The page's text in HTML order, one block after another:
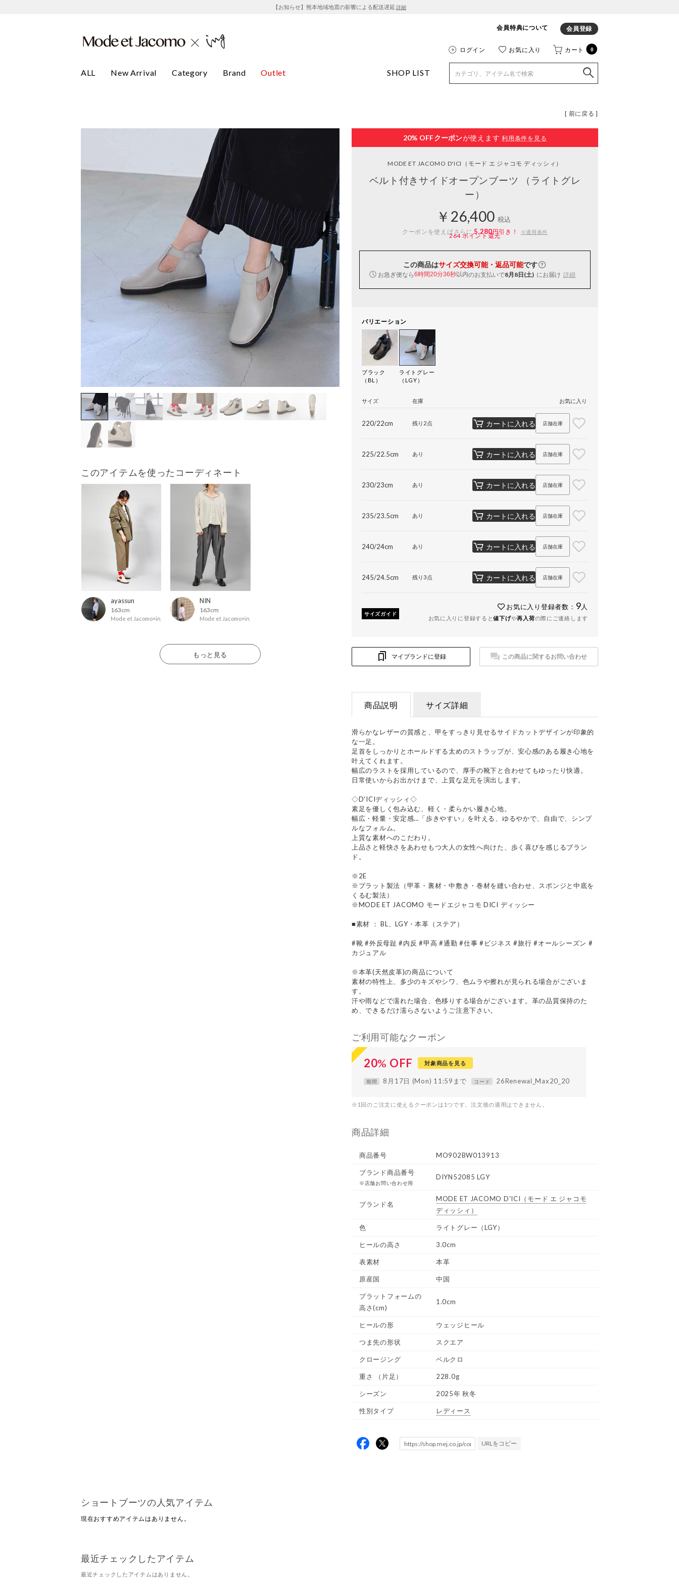
【お知らせ】熊本地域地震の影響による配送遅延 詳細
会員特典について 会員登録
ログイン お気に入り カート 0
ALL New Arrival Category Brand Outlet SHOP LIST
[ 前に戻る ]
このアイテムを使ったコーディネート
ayassun
163cm
Mode et Jacomo×ing
NIN
163cm
Mode et Jacomo×ing
もっと見る
20% OFFクーポンが使えます 利用条件を見る
MODE ET JACOMO D'ICI （モード エ ジャコモ ディッシィ）
ベルト付きサイドオープンブーツ （ライトグレ
ー）
￥26,400 税込
クーポンを使えばさらに5,280円引き！ ※適用条件
264ポイント還元
この商品はサイズ交換可能・返品可能です
お急ぎ便なら6時間20分35秒以内のお支払いで8月8日(土) にお届け 詳細
バリエーション
ブラック
（BL）
ライトグレー
（LGY）
サイズ 在庫 お気に入り
220/22cm 残り2点 カートに入れる 店舗在庫
225/22.5cm あり カートに入れる 店舗在庫
230/23cm あり カートに入れる 店舗在庫
235/23.5cm あり カートに入れる 店舗在庫
240/24cm あり カートに入れる 店舗在庫
245/24.5cm 残り3点 カートに入れる 店舗在庫
サイズガイド
お気に入り登録者数： 9 人
お気に入りに登録すると値下げや再入荷の際にご連絡します
マイブランドに登録 この商品に関するお問い合わせ
商品説明 サイズ詳細
滑らかなレザーの質感と、甲をすっきり見せるサイドカットデザインが印象的
な一足。
足首をしっかりとホールドする太めのストラップが、安心感のある履き心地を
叶えてくれます。
幅広のラストを採用しているので、厚手の靴下と合わせてもゆったり快適。
日常使いからお出かけまで、上質な足元を演出します。
◇D'ICIディッシィ◇
素足を優しく包み込む、軽く・柔らかい履き心地。
幅広・軽量・安定感…「歩きやすい」を叶える、ゆるやかで、自由で、シンプ
ルなフォルム。
上質な素材へのこだわり。
上品さと軽快さをあわせもつ大人の女性へ向けた、歩く喜びを感じるブラン
ド。
※2E
※プラット製法（甲革・裏材・中敷き・巻材を縫い合わせ、スポンジと中底を
くるむ製法）
※MODE ET JACOMO モードエジャコモ DICI ディッシー
■素材 ： BL、LGY・本革（ステア）
#靴 #外反母趾 #内反 #甲高 #通勤 #仕事 #ビジネス #旅行 #オールシーズン #
カジュアル
※本革(天然皮革)の商品について
素材の特性上、多少のキズやシワ、色ムラや擦れが見られる場合がございま
す。
汗や雨などで濡れた場合、色移りする場合がございます。革の品質保持のた
め、できるだけ濡らさないようご注意下さい。
ご利用可能なクーポン
20% OFF 対象商品を見る
期間 8月17日 (Mon) 11:59まで コード 26Renewal_Max20_20
※1回のご注文に使えるクーポンは1つです。注文後の適用はできません。
商品詳細
商品番号 MO902BW013913
ブランド商品番号
※店舗お問い合わせ用
DIYN52085 LGY
ブランド名
MODE ET JACOMO D'ICI （モード エ ジャコモ
ディッシィ）
色 ライトグレー（LGY）
ヒールの高さ 3.0cm
表素材 本革
原産国 中国
プラットフォームの
高さ(cm)
1.0cm
ヒールの形 ウェッジヒール
つま先の形状 スクエア
クロージング ベルクロ
重さ （片足） 228.0g
シーズン 2025年 秋冬
性別タイプ レディース
URLをコピー
ショートブーツの人気アイテム
現在おすすめアイテムはありません。
最近チェックしたアイテム
最近チェックしたアイテムはありません。